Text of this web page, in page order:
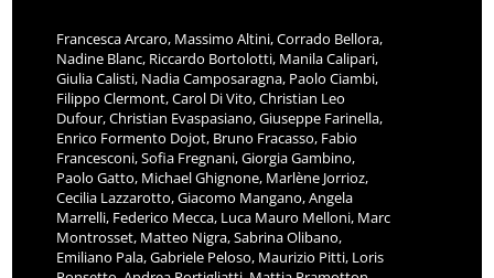
Francesca Arcaro, Massimo Altini, Corrado Bellora,
Nadine Blanc, Riccardo Bortolotti, Manila Calipari,
Giulia Calisti, Nadia Camposaragna, Paolo Ciambi,
Filippo Clermont, Carol Di Vito, Christian Leo
Dufour, Christian Evaspasiano, Giuseppe Farinella,
Enrico Formento Dojot, Bruno Fracasso, Fabio
Francesconi, Sofia Fregnani, Giorgia Gambino,
Paolo Gatto, Michael Ghignone, Marlène Jorrioz,
Cecilia Lazzarotto, Giacomo Mangano, Angela
Marrelli, Federico Mecca, Luca Mauro Melloni, Marc
Montrosset, Matteo Nigra, Sabrina Olibano,
Emiliano Pala, Gabriele Peloso, Maurizio Pitti, Loris